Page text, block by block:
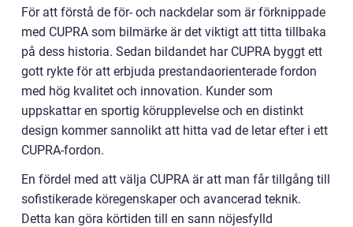
För att förstå de för- och nackdelar som är förknippade
med CUPRA som bilmärke är det viktigt att titta tillbaka
på dess historia. Sedan bildandet har CUPRA byggt ett
gott rykte för att erbjuda prestandaorienterade fordon
med hög kvalitet och innovation. Kunder som
uppskattar en sportig körupplevelse och en distinkt
design kommer sannolikt att hitta vad de letar efter i ett
CUPRA-fordon.
En fördel med att välja CUPRA är att man får tillgång till
sofistikerade köregenskaper och avancerad teknik.
Detta kan göra körtiden till en sann nöjesfylld